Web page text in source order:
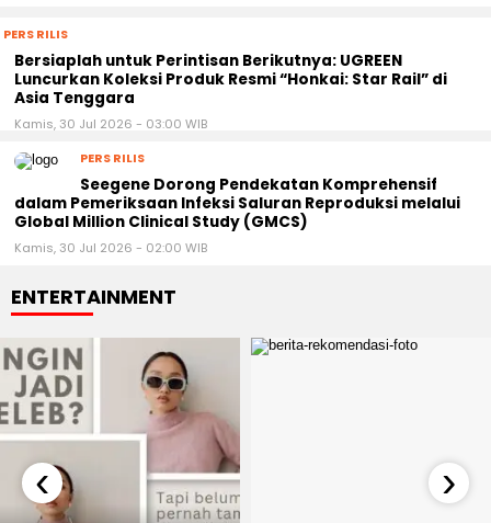
PERS RILIS
Bersiaplah untuk Perintisan Berikutnya: UGREEN
Luncurkan Koleksi Produk Resmi “Honkai: Star Rail” di
Asia Tenggara
Kamis, 30 Jul 2026 - 03:00 WIB
PERS RILIS
Seegene Dorong Pendekatan Komprehensif
dalam Pemeriksaan Infeksi Saluran Reproduksi melalui
Global Million Clinical Study (GMCS)
Kamis, 30 Jul 2026 - 02:00 WIB
ENTERTAINMENT
‹ ›